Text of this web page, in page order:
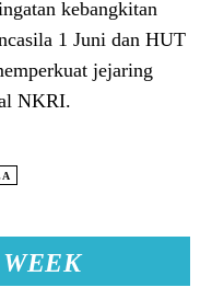
kebangkitan
1 Juni dan HUT
jejaring
NKRI.